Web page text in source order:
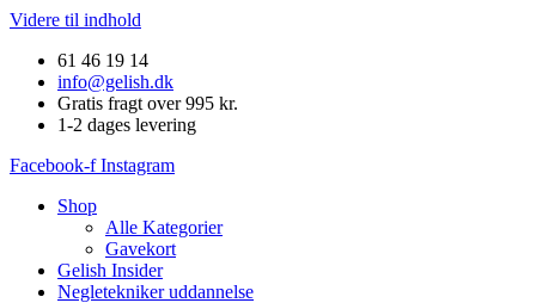
Videre til indhold
61 46 19 14
info@gelish.dk
Gratis fragt over 995 kr.
1-2 dages levering
Facebook-f Instagram
Shop
Alle Kategorier
Gavekort
Gelish Insider
Negletekniker uddannelse